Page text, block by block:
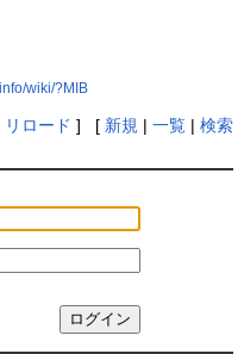
wiki/?MIB
リロード ] [ 新規 | 一覧| 検索